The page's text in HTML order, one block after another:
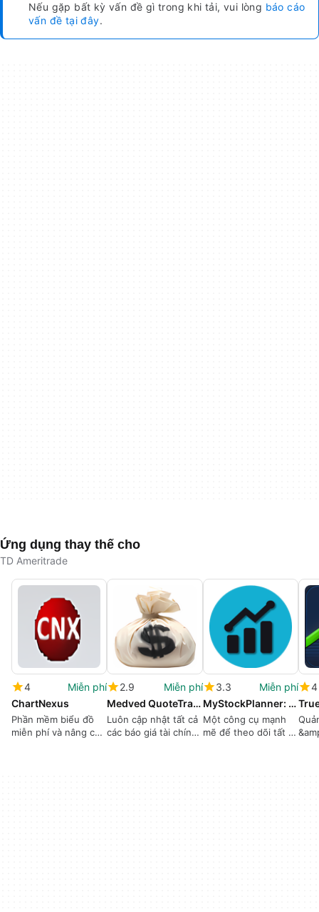
Nếu gặp bất kỳ vấn đề gì trong khi tải, vui lòng báo cáo
vấn đề tại đây.
Ứng dụng thay thế cho
TD Ameritrade
4
Miễn phí
ChartNexus
Phần mềm biểu đồ
miễn phí và nâng cao
2.9
Miễn phí
Medved QuoteTracker
Luôn cập nhật tất cả
các báo giá tài chính
3.3
Miễn phí
MyStockPlanner: Stock Market India
Một công cụ mạnh
mẽ để theo dõi tất cả
4